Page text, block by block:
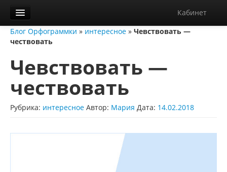
Кабинет
Орфограммка
Блог
О нас
Контакты
Справка
Блог Орфограммки » интересное » Чевствовать —
чествовать
Чевствовать —
чествовать
Рубрика: интересное Автор: Мария Дата: 14.02.2018